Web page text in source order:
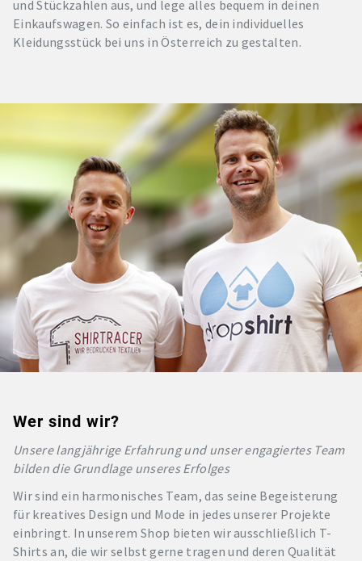
und Stückzahlen aus, und lege alles bequem in deinen
Einkaufswagen. So einfach ist es, dein individuelles
Kleidungsstück bei uns in Österreich zu gestalten.
Wer sind wir?
Unsere langjährige Erfahrung und unser engagiertes Team
bilden die Grundlage unseres Erfolges
Wir sind ein harmonisches Team, das seine Begeisterung
für kreatives Design und Mode in jedes unserer Projekte
einbringt. In unserem Shop bieten wir ausschließlich T-
Shirts an, die wir selbst gerne tragen und deren Qualität